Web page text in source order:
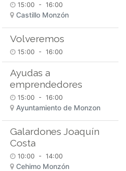
15:00 - 16:00
Castillo Monzón
Volveremos
15:00 - 16:00
Ayudas a
emprendedores
15:00 - 16:00
Ayuntamiento de Monzon
Galardones Joaquín
Costa
10:00 - 14:00
Cehimo Monzón